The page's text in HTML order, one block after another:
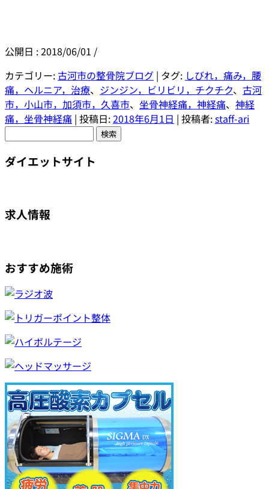
公開日 :2018/06/01 /
カテゴリー: 古河市の整骨院ブログ | タグ: しびれ，痛み，腰
痛，ヘルニア，治療、 ジンジン，ビリビリ，チクチク、 古河
市，小山市，加須市，久喜市、 坐骨神経痛，神経痛、 神経
痛，坐骨神経痛 | 投稿日:2018年6月1日 | 投稿者:staff-ari
ダイエットサイト
求人情報
おすすめ施術